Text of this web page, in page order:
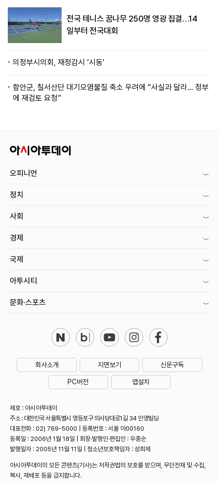
전국 테니스 꿈나무 250명 영광 집결…14
일부터 전국대회
의정부시의회, 재정감시 ‘시동’
함안군, 칠서산단 대기오염물질 축소 우려에 “사실과 달라… 정부
에 재검토 요청”
오피니언
정치
사회
경제
국제
아투시티
문화·스포츠
회사소개 지면보기 신문구독
PC버전 앱설치
제호 : 아시아투데이
주소 : 대한민국 서울특별시 영등포구 의사당대로1길 34 인영빌딩
대표전화 : 02) 769-5000 | 등록번호 : 서울 아00160
등록일 : 2006년 1월 18일 | 회장·발행인·편집인 : 우종순
발행일자 : 2005년 11월 11일 | 청소년보호책임자 : 성희제
아시아투데이의 모든 콘텐츠(기사)는 저작권법의 보호를 받으며, 무단전재 및 수집,
복사, 재배포 등을 금지합니다.